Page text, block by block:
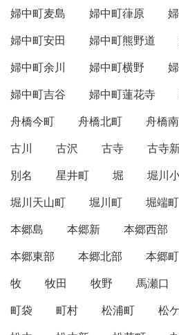
婦中町麦島
婦中町葎原
婦中町安田
婦中町熊野道
婦中町余川
婦中町横野
婦中町吉谷
婦中町蓮花寺
舟橋今町
舟橋北町 舟橋
古川
古沢 古寺 古寺
別名
星井町 堀
堀川
堀川天山町
堀川町 堀端町
本郷島
本郷新 本郷西部
本郷東部
本郷北部 本郷町
牧
牧田 牧野 馬瀬口
町袋
町村 松浦町 松